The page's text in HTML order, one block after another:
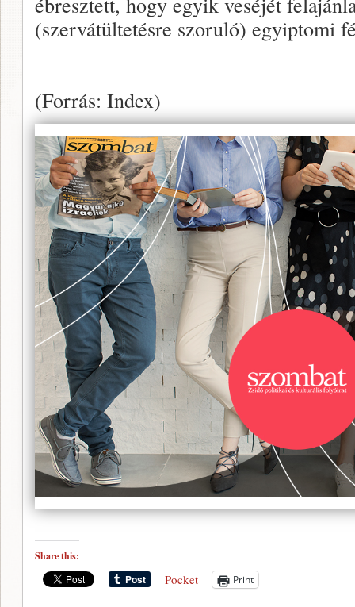
(szervátültetésre szoruló) egyiptomi
(Forrás: Index)
Share this:
Pocket Print